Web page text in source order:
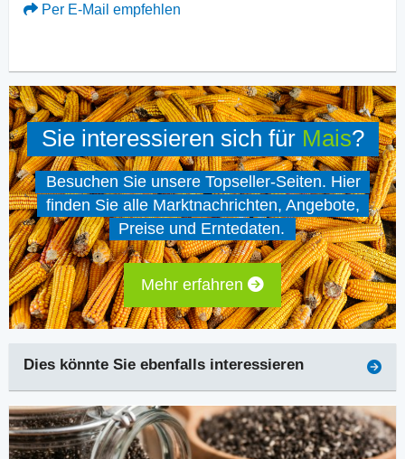
Per E-Mail empfehlen
Sie interessieren sich für Mais?
Besuchen Sie unsere Topseller-Seiten. Hier
finden Sie alle Marktnachrichten, Angebote,
Preise und Erntedaten.
Mehr erfahren
Dies könnte Sie ebenfalls interessieren